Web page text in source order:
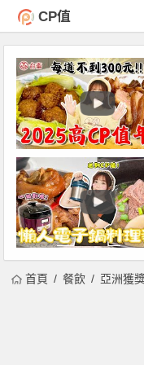
CP值
首頁 餐飲 亞洲獲獎